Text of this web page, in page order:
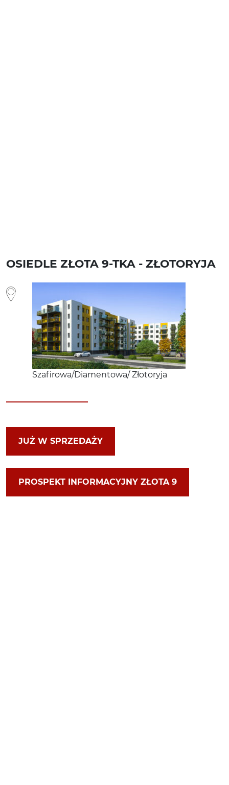
OSIEDLE ZŁOTA 9-TKA - ZŁOTORYJA
Szafirowa/Diamentowa/ Złotoryja
JUŻ W SPRZEDAŻY
PROSPEKT INFORMACYJNY ZŁOTA 9